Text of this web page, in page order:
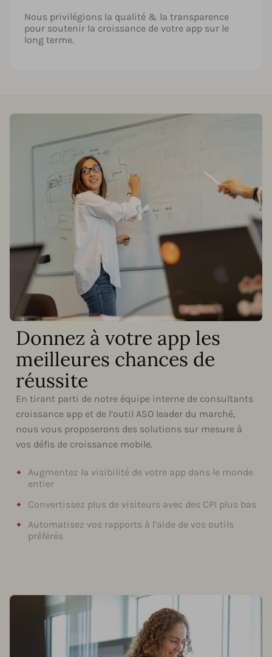
Nous privilégions la qualité & la transparence
pour soutenir la croissance de votre app sur le
long terme.
Donnez à votre app les
meilleures chances de
réussite
En tirant parti de notre équipe interne de consultants
croissance app et de l’outil ASO leader du marché,
nous vous proposerons des solutions sur mesure à
vos défis de croissance mobile.
Augmentez la visibilité de votre app dans le monde
entier
Convertissez plus de visiteurs avec des CPI plus bas
Automatisez vos rapports à l’aide de vos outils
préférés